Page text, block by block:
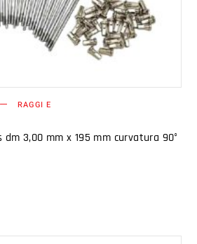
RAGGI E
3,00 mm x 195 mm curvatura 90°